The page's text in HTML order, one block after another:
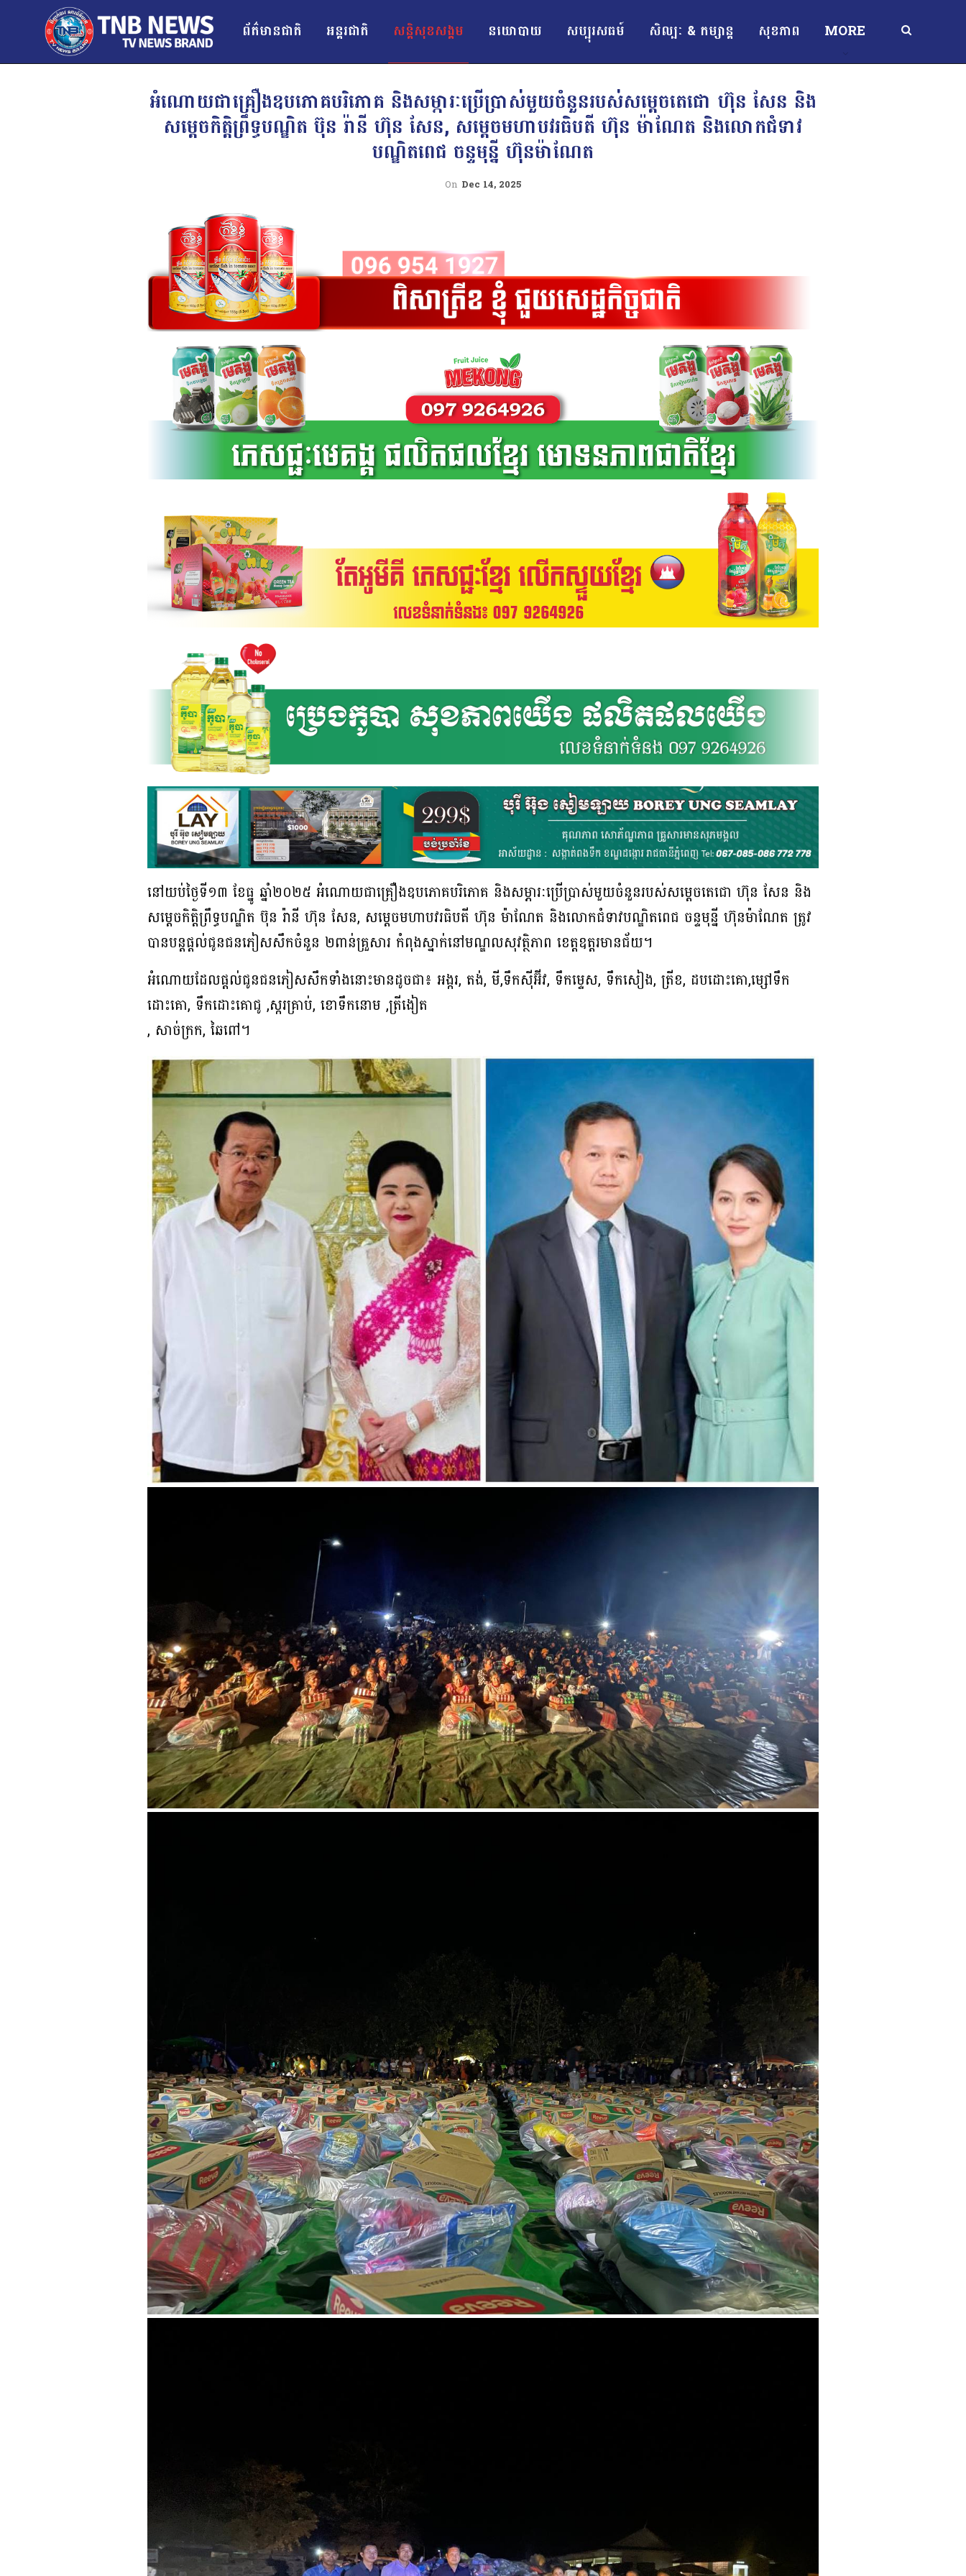
ព័ត៌មានជាតិ អន្ដរជាតិ សន្តិសុខសង្គម នយោបាយ សប្បុរសធម៍ សិល្បៈ & កម្សាន្ត សុខភាព MORE
អំណោយជាគ្រឿងឧបភោគបរិភោគ និងសម្ភារៈប្រើប្រាស់មួយចំនួនរបស់សម្ដេចតេជោ ហ៊ុន សែន និង
សម្ដេចកិត្តិព្រឹទ្ធបណ្ឌិត ប៊ុន រ៉ានី ហ៊ុន សែន, សម្ដេចមហាបវរធិបតី ហ៊ុន ម៉ាណែត និងលោកជំទាវ
បណ្ឌិតពេជ ចន្ទមុន្នី ហ៊ុនម៉ាណែត
On Dec 14, 2025
នៅយប់ថ្ងៃទី១៣ ខែធ្នូ ឆ្នាំ២០២៥ អំណោយជាគ្រឿងឧបភោគបរិភោគ និងសម្ភារៈប្រើប្រាស់មួយចំនួនរបស់សម្ដេចតេជោ ហ៊ុន សែន និង
សម្ដេចកិត្តិព្រឹទ្ធបណ្ឌិត ប៊ុន រ៉ានី ហ៊ុន សែន, សម្ដេចមហាបវរធិបតី ហ៊ុន ម៉ាណែត និងលោកជំទាវបណ្ឌិតពេជ ចន្ទមុន្នី ហ៊ុនម៉ាណែត ត្រូវ
បានបន្តផ្ដល់ជូនជនភៀសសឹកចំនួន ២ពាន់គ្រួសារ កំពុងស្នាក់នៅមណ្ឌលសុវត្ថិភាព ខេត្តឧត្តរមានជ័យ។
អំណោយដែលផ្តល់ជូនជនភៀសសឹកទាំងនោះមានដូចជា៖ អង្ករ, តង់, មី,ទឹកស៊ីអ៊ីវ, ទឹកម្ទេស, ទឹកសៀង, ត្រីខ, ដបដោះគោ,ម្សៅទឹក
ដោះគោ, ទឹកដោះគោជូ ,ស្ករគ្រាប់, ខោទឹកនោម ,ត្រីងៀត
, សាច់ក្រក, ឆៃពៅ។